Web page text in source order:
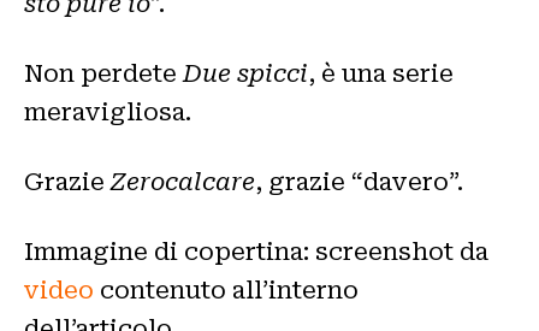
Non perdeteDue spicci, è una serie
meravigliosa.
GrazieZerocalcare, grazie “davero”.
Immagine di copertina: screenshot da
video contenuto all’interno